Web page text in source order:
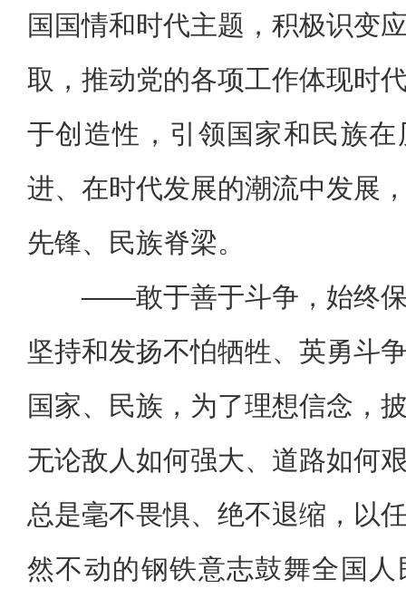
国国情和时代主题，积极识变
取，推动党的各项工作体现时
于创造性，引领国家和民族
进、在时代发展的潮流中发展
先锋、民族脊梁。
——敢于善于斗争，始终
坚持和发扬不怕牺牲、英勇斗
国家、民族，为了理想信念，
无论敌人如何强大、道路如何
总是毫不畏惧、绝不退缩，以
然不动的钢铁意志鼓舞全国